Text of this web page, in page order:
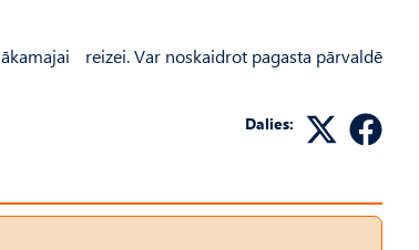
reizei. Var noskaidrot pagasta pārvaldē
Dalies: